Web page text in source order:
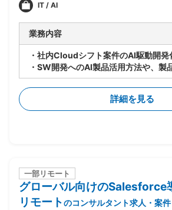
IT / AI
業務内容
・社内Cloudシフト案件のAI駆動開発
・SW開発へのAI製品活用方法や、製
討し、PJへのスキルトランスファー
・9〜10月：ASTRAReq×GitLab Duo
討・作成、概算見積もり根拠数値の収
・11〜1月：見積もり精度向上のため
詳細を見る
一部リモート
グローバル向けのSalesforce
リモートのコンサルタント求人・案件